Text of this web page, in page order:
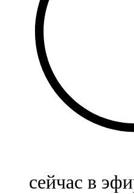
Балык
104,9 FM
Баулы
107,5 FM
Биләр
Болгар
сейчас в